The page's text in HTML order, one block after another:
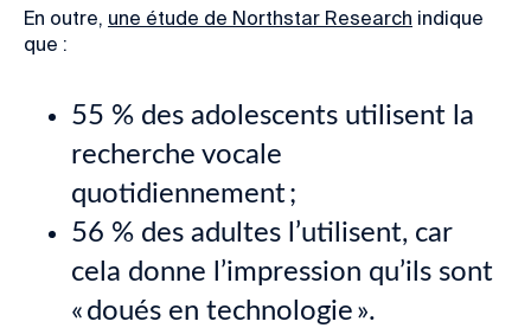
En outre, une étude de Northstar Research indique
que :
55 % des adolescents utilisent la
recherche vocale
quotidiennement ;
56 % des adultes l’utilisent, car
cela donne l’impression qu’ils sont
« doués en technologie ».